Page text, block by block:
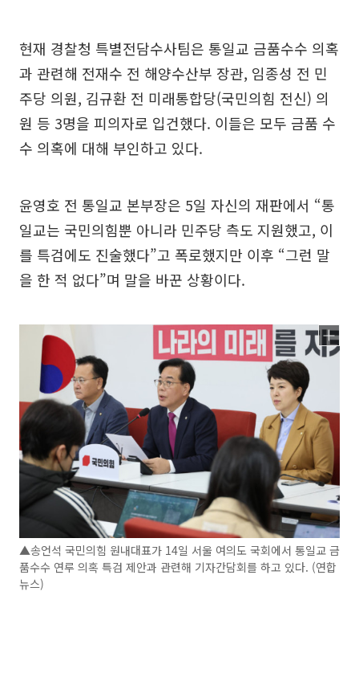
현재 경찰청 특별전담수사팀은 통일교 금품수수 의혹
과 관련해 전재수 전 해양수산부 장관, 임종성 전 민
주당 의원, 김규환 전 미래통합당(국민의힘 전신) 의
원 등 3명을 피의자로 입건했다. 이들은 모두 금품 수
수 의혹에 대해 부인하고 있다.
윤영호 전 통일교 본부장은 5일 자신의 재판에서 “통
일교는 국민의힘뿐 아니라 민주당 측도 지원했고, 이
를 특검에도 진술했다”고 폭로했지만 이후 “그런 말
을 한 적 없다”며 말을 바꾼 상황이다.
▲송언석 국민의힘 원내대표가 14일 서울 여의도 국회에서 통일교 금
품수수 연루 의혹 특검 제안과 관련해 기자간담회를 하고 있다. (연합
뉴스)